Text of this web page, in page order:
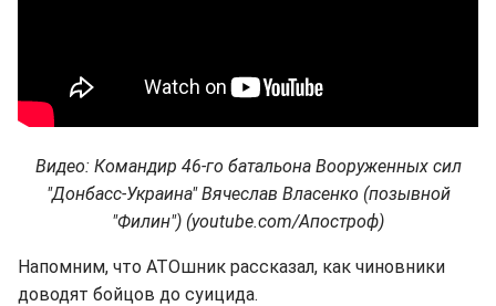
Видео: Командир 46-го батальона Вооруженных сил
"Донбасс-Украина" Вячеслав Власенко (позывной
"Филин") (youtube.com/Апостроф)
Напомним, что АТОшник рассказал, как чиновники
доводят бойцов до суицида.